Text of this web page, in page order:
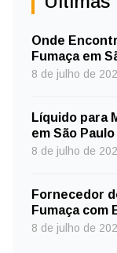
Onde
Fumaça em
8 de julho de
Líquido para
em São Paulo
8 de julho de
Fornecedor
Fumaça com
8 de julho de